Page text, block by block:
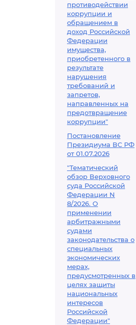
противодействии
коррупции и
обращением в
доход Российской
Федерации
имущества,
приобретенного в
результате
нарушения
требований и
запретов,
направленных на
предотвращение
коррупции"
Постановление
Президиума ВС РФ
от 01.07.2026
"Тематический
обзор Верховного
суда Российской
Федерации N
8/2026. О
применении
арбитражными
судами
законодательства о
специальных
экономических
мерах,
предусмотренных в
целях защиты
национальных
интересов
Российской
Федерации"